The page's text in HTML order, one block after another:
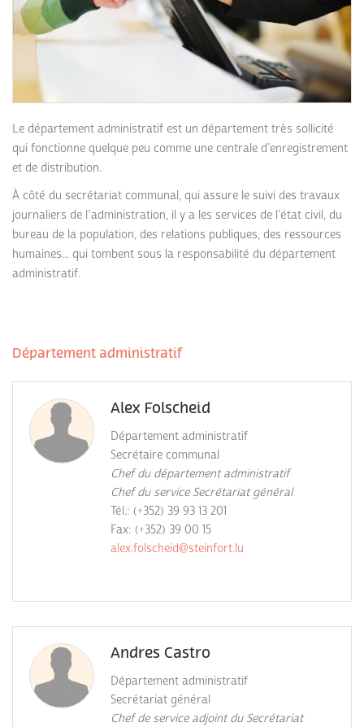
Le département administratif est un département très sollicité
qui fonctionne quelque peu comme une centrale d’enregistrement
et de distribution.
À côté du secrétariat communal, qui assure le suivi des travaux
journaliers de l’administration, il y a les services de l’état civil, du
bureau de la population, des relations publiques, des ressources
humaines... qui tombent sous la responsabilité du département
administratif.
Département administratif
Alex Folscheid
Département administratif
Secrétaire communal
Chef du département administratif
Chef du service Secrétariat général
Tél.: (+352) 39 93 13 201
Fax: (+352) 39 00 15
alex.folscheid@steinfort.lu
Andres Castro
Département administratif
Secrétariat général
Chef de service adjoint du Secrétariat